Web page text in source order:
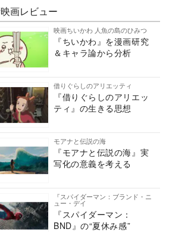
画レビュー
映画ちいかわ 人魚の島のひみつ
『ちいかわ』を漫画研究
＆キャラ論から分析
借りぐらしのアリエッティ
『借りぐらしのアリエッ
ティ』の生きる思想
モアナと伝説の海
『モアナと伝説の海』実
写化の意義を考える
『スパイダーマン：ブランド・ニ
ュー・デイ
『スパイダーマン：
BND』の“夏休み感”